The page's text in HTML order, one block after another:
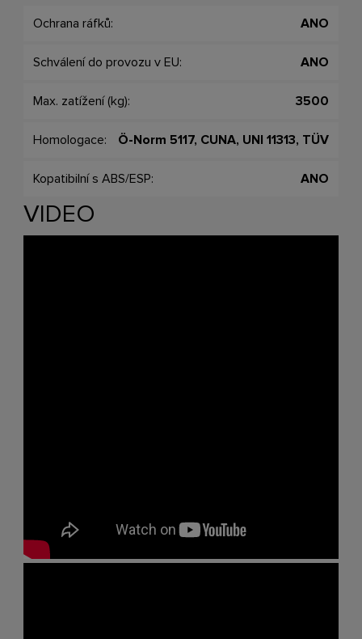
Ochrana ráfků: ANO
Schválení do provozu v EU: ANO
Max. zatížení (kg): 3500
Homologace: Ö-Norm 5117, CUNA, UNI 11313, TÜV
Kopatibilní s ABS/ESP: ANO
VIDEO